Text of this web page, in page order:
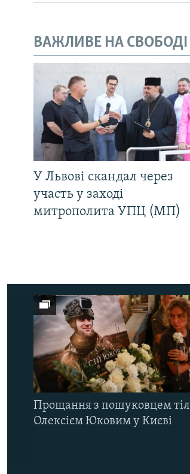
ВАЖЛИВЕ НА СВОБОДІ
У Львові скандал через
участь у заході
митрополита УПЦ (МП)
Прощання з пошуковцем тіл
Олексієм Юковим у Києві